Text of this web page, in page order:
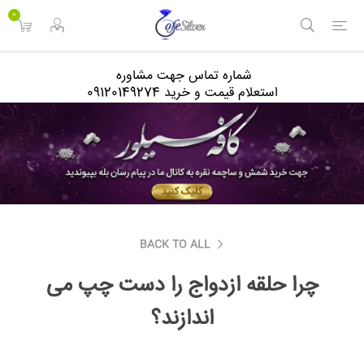
0
شماره تماس جهت مشاوره
استعلام قیمت و خرید 09120149274
BACK TO ALL
چرا حلقه ازدواج را دست چپ می
اندازند؟